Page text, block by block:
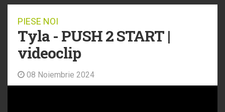
PIESE NOI
Tyla - PUSH 2 START |
videoclip
08 Noiembrie 2024